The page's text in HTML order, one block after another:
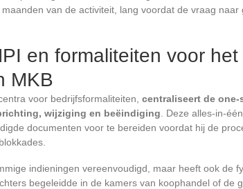
van de activiteit, lang voordat de vraag naar
en formaliteiten voor het
MKB
voor bedrijfsformaliteiten, centraliseert de
wijziging en beëindiging . Deze alles-in-
documenten voor te bereiden voordat hij de
indieningen vereenvoudigd, maar heeft ook de
begeleidde in de kamers van koophandel of de